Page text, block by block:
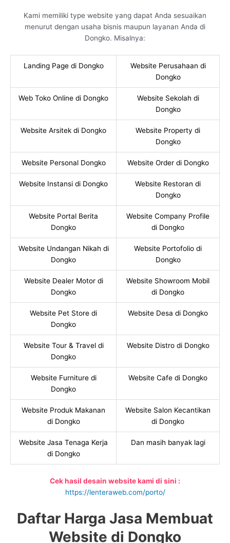
Kami memiliki type website yang dapat Anda sesuaikan
menurut dengan usaha bisnis maupun layanan Anda di
Dongko. Misalnya:
Landing Page di Dongko
Website Perusahaan di
Dongko
Web Toko Online di Dongko
Website Sekolah di
Dongko
Website Arsitek di Dongko
Website Property di
Dongko
Website Personal Dongko Website Order di Dongko
Website Instansi di Dongko
Website Restoran di
Dongko
Website Portal Berita
Dongko
Website Company Profile
di Dongko
Website Undangan Nikah di
Dongko
Website Portofolio di
Dongko
Website Dealer Motor di
Dongko
Website Showroom Mobil
di Dongko
Website Pet Store di
Dongko
Website Desa di Dongko
Website Tour & Travel di
Dongko
Website Distro di Dongko
Website Furniture di
Dongko
Website Cafe di Dongko
Website Produk Makanan
di Dongko
Website Salon Kecantikan
di Dongko
Website Jasa Tenaga Kerja
di Dongko
Dan masih banyak lagi
Cek hasil desain website kami di sini :
https://lenteraweb.com/porto/
Daftar Harga Jasa Membuat
Website di Dongko